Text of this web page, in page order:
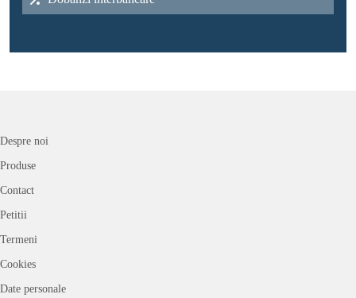
Despre noi
Produse
Contact
Petitii
Termeni
Cookies
Date personale